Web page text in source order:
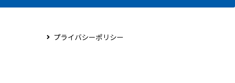
プライバシーポリシー